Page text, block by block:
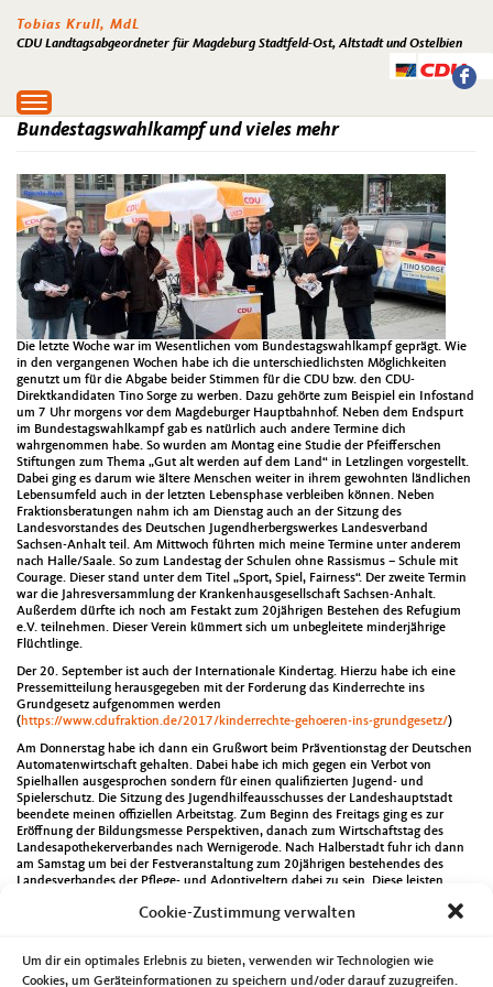
Cookie-Zustimmung verwalten
Um dir ein optimales Erlebnis zu bieten, verwenden wir Technologien wie
Cookies, um Geräteinformationen zu speichern und/oder darauf zuzugreifen.
Tobias Krull, MdL
CDU Landtagsabgeordneter für Magdeburg Stadtfeld-Ost, Altstadt und Ostelbien
Toggle
navigation
Bundestagswahlkampf und vieles mehr
Die letzte Woche war im Wesentlichen vom Bundestagswahlkampf geprägt. Wie
in den vergangenen Wochen habe ich die unterschiedlichsten Möglichkeiten
genutzt um für die Abgabe beider Stimmen für die CDU bzw. den CDU-
Direktkandidaten Tino Sorge zu werben. Dazu gehörte zum Beispiel ein Infostand
um 7 Uhr morgens vor dem Magdeburger Hauptbahnhof. Neben dem Endspurt
im Bundestagswahlkampf gab es natürlich auch andere Termine dich
wahrgenommen habe. So wurden am Montag eine Studie der Pfeifferschen
Stiftungen zum Thema „Gut alt werden auf dem Land“ in Letzlingen vorgestellt.
Dabei ging es darum wie ältere Menschen weiter in ihrem gewohnten ländlichen
Lebensumfeld auch in der letzten Lebensphase verbleiben können. Neben
Fraktionsberatungen nahm ich am Dienstag auch an der Sitzung des
Landesvorstandes des Deutschen Jugendherbergswerkes Landesverband
Sachsen-Anhalt teil. Am Mittwoch führten mich meine Termine unter anderem
nach Halle/Saale. So zum Landestag der Schulen ohne Rassismus – Schule mit
Courage. Dieser stand unter dem Titel „Sport, Spiel, Fairness“. Der zweite Termin
war die Jahresversammlung der Krankenhausgesellschaft Sachsen-Anhalt.
Außerdem dürfte ich noch am Festakt zum 20jährigen Bestehen des Refugium
e.V. teilnehmen. Dieser Verein kümmert sich um unbegleitete minderjährige
Flüchtlinge.
Der 20. September ist auch der Internationale Kindertag. Hierzu habe ich eine
Pressemitteilung herausgegeben mit der Forderung das Kinderrechte ins
Grundgesetz aufgenommen werden
( https://www.cdufraktion.de/2017/kinderrechte-gehoeren-ins-grundgesetz/)
Am Donnerstag habe ich dann ein Grußwort beim Präventionstag der Deutschen
Automatenwirtschaft gehalten. Dabei habe ich mich gegen ein Verbot von
Spielhallen ausgesprochen sondern für einen qualifizierten Jugend- und
Spielerschutz. Die Sitzung des Jugendhilfeausschusses der Landeshauptstadt
beendete meinen offiziellen Arbeitstag. Zum Beginn des Freitags ging es zur
Eröffnung der Bildungsmesse Perspektiven, danach zum Wirtschaftstag des
Landesapothekerverbandes nach Wernigerode. Nach Halberstadt fuhr ich dann
am Samstag um bei der Festveranstaltung zum 20jährigen bestehendes des
Landesverbandes der Pflege- und Adoptiveltern dabei zu sein. Diese leisten
Kinder und Jugendliche einen guten Start ins Leben haben. Der Wahlsonntag war
Bei der Bundestagswahl im Wahlkreis Magdeburg-Schönebeck konnte die Union
ihre Wahlziele erreichen. Nicht nur das Tino Sorge erneut als direktgewählter